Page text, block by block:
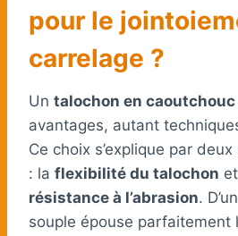
pour le
carrelage ?
Un talochon en caoutchouc
avantages, autant
Ce choix s’explique par
: la flexibilité du talochon
résistance à l’abrasion.
souple épouse parfaitement